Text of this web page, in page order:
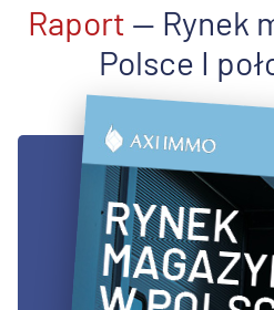
Raport — Rynek
Polsce I